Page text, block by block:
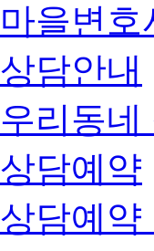
마을변호
상담안내
우리동네
상담예약
상담예약